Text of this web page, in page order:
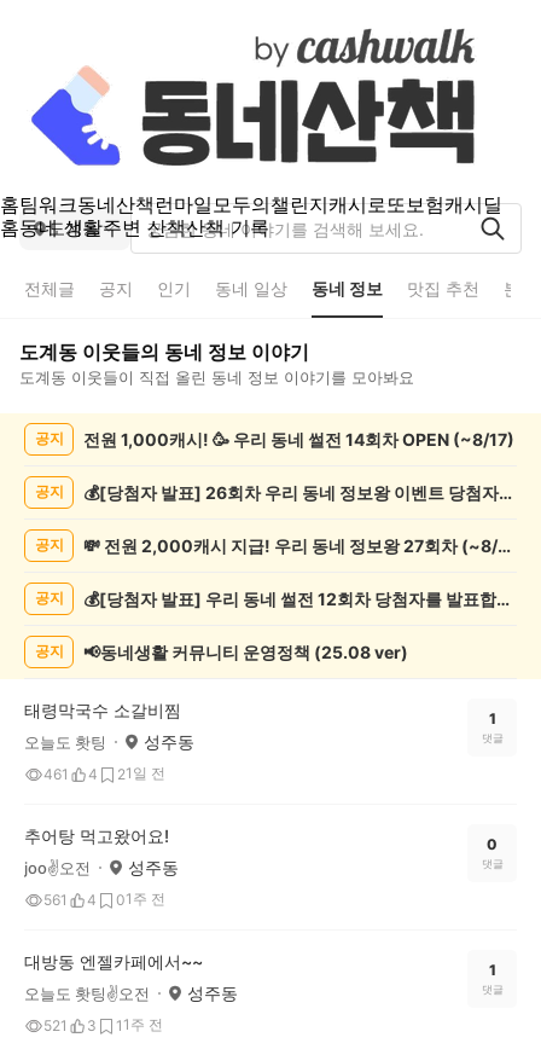
홈팀워크동네산책런마일모두의챌린지캐시로또보험캐시딜
홈동네 생활주변 산책산책 기록
도계동
전체글 공지 인기 동네 일상 동네 정보 맛집 추천 분
도계동 이웃들의 동네 정보 이야기
도계동 이웃들이 직접 올린 동네 정보 이야기를 모아봐요
록
공지 전원 1,000캐시! 🥳 우리 동네 썰전 14회차 OPEN (~8/17)
공지 💰[당첨자 발표] 26회차 우리 동네 정보왕 이벤트 당첨자를 발표합니다!
공지 💸 전원 2,000캐시 지급! 우리 동네 정보왕 27회차 (~8/10)
공지 💰[당첨자 발표] 우리 동네 썰전 12회차 당첨자를 발표합니다!
공지 📢동네생활 커뮤니티 운영정책 (25.08 ver)
태령막국수 소갈비찜
오늘도 홧팅 성주동
461 4 21일 전
1
댓글
추어탕 먹고왔어요!
joo✌️오전 성주동
561 4 01주 전
0
댓글
대방동 엔젤카페에서~~
오늘도 홧팅✌️오전 성주동
521 3 1 1주 전
1
댓글